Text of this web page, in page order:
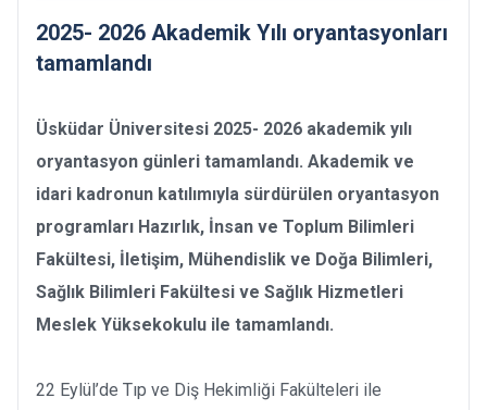
2025- 2026 Akademik Yılı oryantasyonları
tamamlandı
Üsküdar Üniversitesi 2025- 2026 akademik yılı
oryantasyon günleri tamamlandı. Akademik ve
idari kadronun katılımıyla sürdürülen oryantasyon
programları Hazırlık, İnsan ve Toplum Bilimleri
Fakültesi, İletişim, Mühendislik ve Doğa Bilimleri,
Sağlık Bilimleri Fakültesi ve Sağlık Hizmetleri
Meslek Yüksekokulu ile tamamlandı.
22 Eylül’de Tıp ve Diş Hekimliği Fakülteleri ile